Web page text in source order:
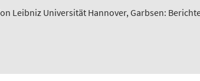
Leibniz Universität Hannover, Garbsen: